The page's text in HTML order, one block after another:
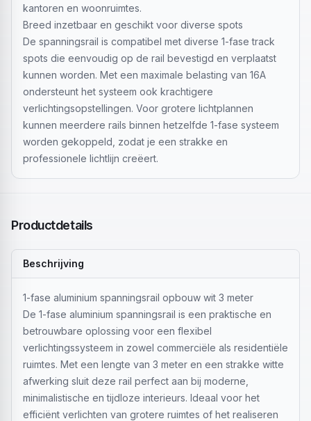
kantoren en woonruimtes.
Breed inzetbaar en geschikt voor diverse spots
De spanningsrail is compatibel met diverse 1-fase track
spots die eenvoudig op de rail bevestigd en verplaatst
kunnen worden. Met een maximale belasting van 16A
ondersteunt het systeem ook krachtigere
verlichtingsopstellingen. Voor grotere lichtplannen
kunnen meerdere rails binnen hetzelfde 1-fase systeem
worden gekoppeld, zodat je een strakke en
professionele lichtlijn creëert.
Productdetails
Beschrijving
1-fase aluminium spanningsrail opbouw wit 3 meter
De 1-fase aluminium spanningsrail is een praktische en
betrouwbare oplossing voor een flexibel
verlichtingssysteem in zowel commerciële als residentiële
ruimtes. Met een lengte van 3 meter en een strakke witte
afwerking sluit deze rail perfect aan bij moderne,
minimalistische en tijdloze interieurs. Ideaal voor het
efficiënt verlichten van grotere ruimtes of het realiseren